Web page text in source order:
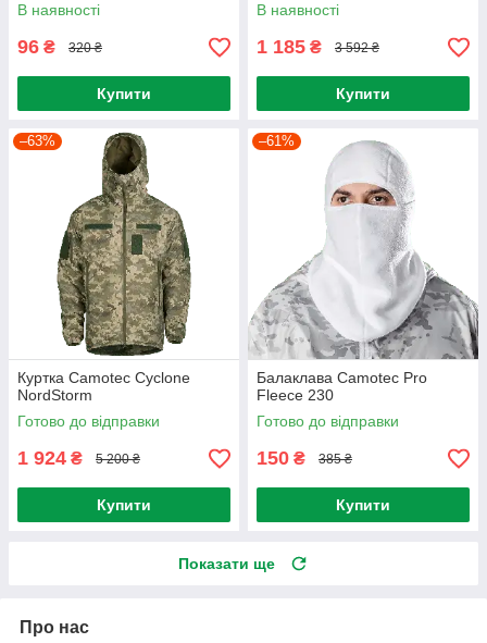
В наявності
96 ₴ 320 ₴
Купити
В наявності
1 185 ₴ 3 592 ₴
Купити
–63%
Куртка Camotec Cyclone
NordStorm
Готово до відправки
1 924 ₴ 5 200 ₴
Купити
–61%
Балаклава Camotec Pro
Fleece 230
Готово до відправки
150 ₴ 385 ₴
Купити
Показати ще
Про нас